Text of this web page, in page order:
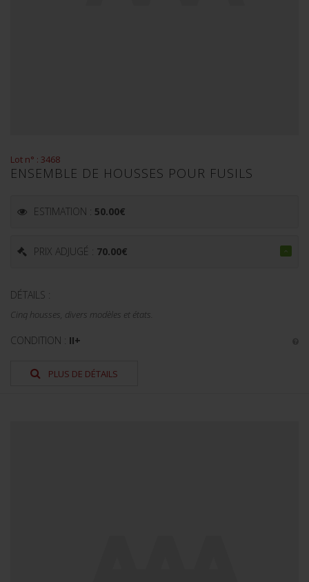
Lot n° : 3468
ENSEMBLE DE HOUSSES POUR FUSILS
ESTIMATION : 50.00€
PRIX ADJUGÉ : 70.00€
DÉTAILS :
Cinq housses, divers modèles et états.
CONDITION : II+
PLUS DE DÉTAILS